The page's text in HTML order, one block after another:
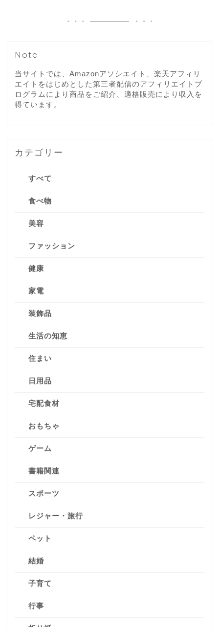
Note
当サイトでは、Amazonアソシエイト、楽天アフィリ
エイトをはじめとした第三者配信のアフィリエイトプ
ログラムにより商品をご紹介、適格販売により収入を
得ています。
カテゴリー
すべて
食べ物
美容
ファッション
健康
家電
装飾品
生活の知恵
住まい
日用品
宅配食材
おもちゃ
ゲーム
書籍関連
スポーツ
レジャー・旅行
ペット
結婚
子育て
行事